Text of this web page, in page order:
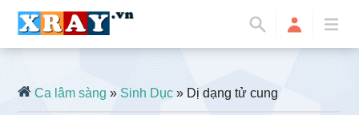
Ca lâm sàng »Sinh Dục » Dị dạng tử cung